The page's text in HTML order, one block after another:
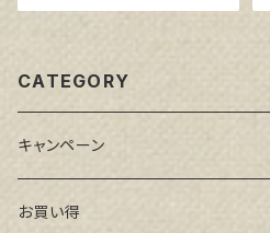
CATEGORY
キャンペーン
お買い得